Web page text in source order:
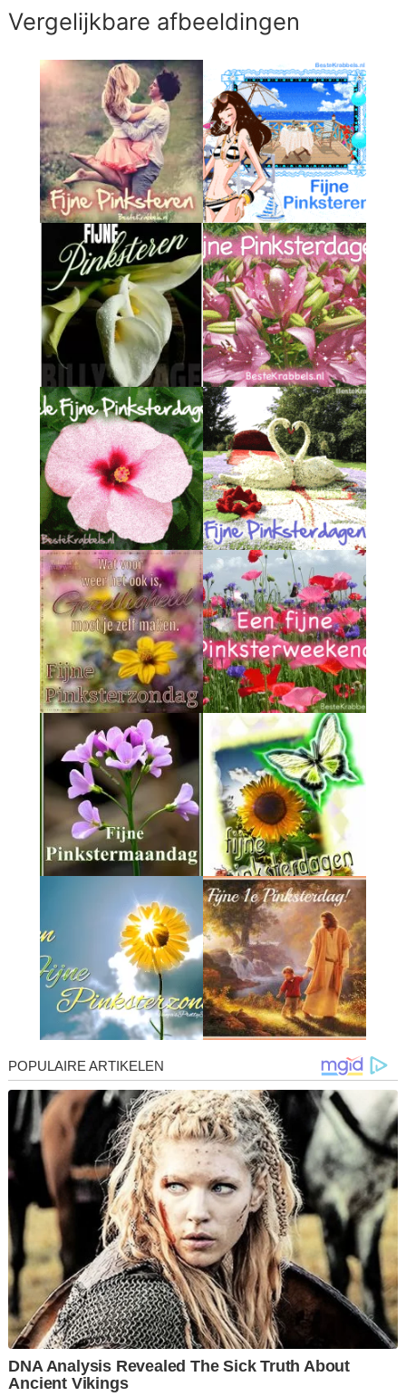
Vergelijkbare afbeeldingen